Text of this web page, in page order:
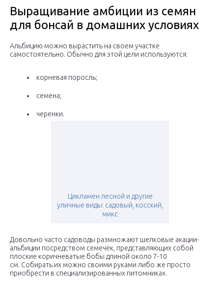
Выращивание амбиции из семян
для бонсай в домашних условиях
Альбицию можно вырастить на своем участке
самостоятельно. Обычно для этой цели используются:
корневая поросль;
семена;
черенки.
Цикламен лесной и другие
уличные виды: садовый, косский,
микс
Довольно часто садоводы размножают шелковые акации-
альбиции посредством семечек, представляющих собой
плоские коричневатые бобы длиной около 7-10
см. Собирать их можно своими руками либо же просто
приобрести в специализированных питомниках.